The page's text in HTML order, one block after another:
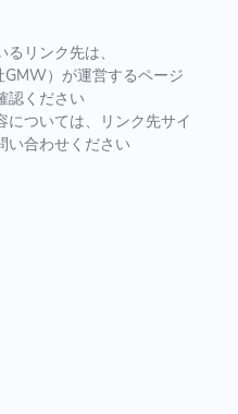
リンク先は、
）が運営するページ
認ください
については、リンク先サイ
い合わせください